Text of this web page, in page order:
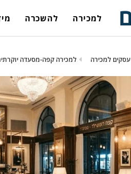
למכירה להשכרה
עסקים למכירה למכירה קפה-מסעדה